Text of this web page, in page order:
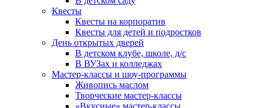
Квесты
Квесты на корпоратив
Квесты для детей и подростков
День открытых дверей
В детском клубе, школе, д/с
В ВУЗах и колледжах
Мастер-классы и шоу-программы
Живопись маслом
Творческие мастер-классы
«Вкусные» мастер-классы